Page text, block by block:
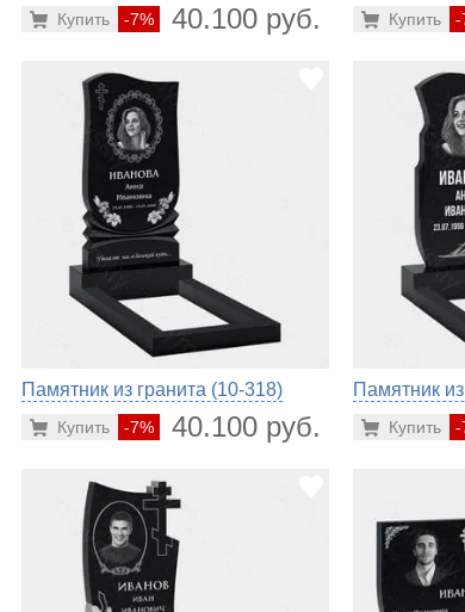
-7% 40.100 руб.
Купить -
Купить
Памятник из гранита (10-318)
-7% 40.100 руб.
Купить
Памятник
-
Купить